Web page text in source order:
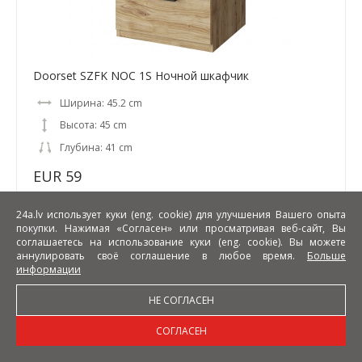
Doorset SZFK NOC 1S Ночной шкафчик
Ширина: 45.2 cm
Высота: 45 cm
Глубина: 41 cm
EUR 59
24a.lv использует куки (eng. cookie) для улучшения Вашего опыта
покупки. Нажимая «Согласен» или просматривая веб-сайт, Вы
соглашаетесь на использование куки (eng. cookie). Вы можете
аннулировать своё соглашение в любое время. Больше
информации
НЕ СОГЛАСЕН
СОГЛАСЕН